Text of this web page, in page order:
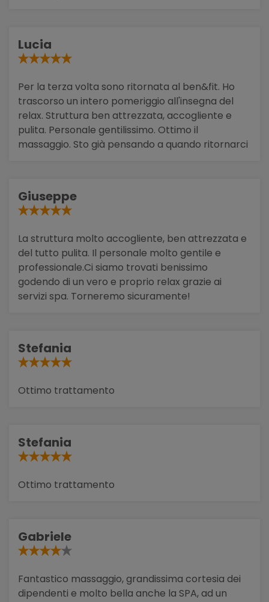
Lucia
Per la terza volta sono ritornata al ben&fit. Ho
trascorso un intero pomeriggio all'insegna del
relax. Struttura ben attrezzata, accogliente e
pulita. Personale gentilissimo. Ottimo il
massaggio. Sto già pensando a quando ritornarci
Giuseppe
La struttura molto accogliente, ben attrezzata e
del tutto pulita. Il personale molto gentile e
professionale.Ci siamo trovati benissimo
godendo di un vero e proprio relax grazie ai
servizi spa. Torneremo sicuramente!
Stefania
Ottimo trattamento
Stefania
Ottimo trattamento
Gabriele
Fantastico massaggio, grandissima cortesia dei
dipendenti e molto bella anche la SPA, ad un